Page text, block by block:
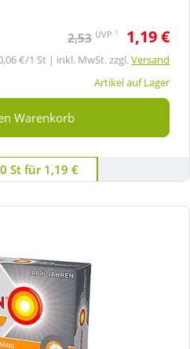
2,53 UVP 1 1,19 €
€/1 St | inkl. MwSt. zzgl.Versand
Artikel auf Lager
Warenkorb
St für 1,19 €